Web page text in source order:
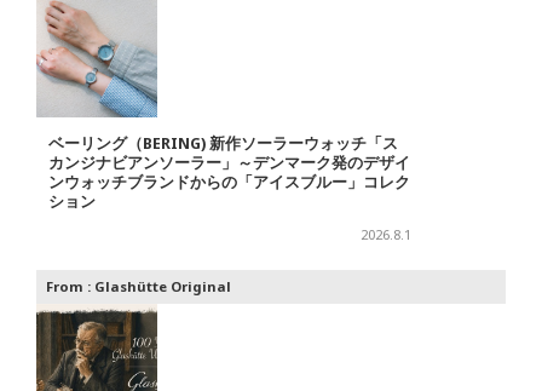
ベーリング（BERING) 新作ソーラーウォッチ「ス
カンジナビアンソーラー」～デンマーク発のデザイ
ンウォッチブランドからの「アイスブルー」コレク
ション
2026.8.1
From : Glashütte Original